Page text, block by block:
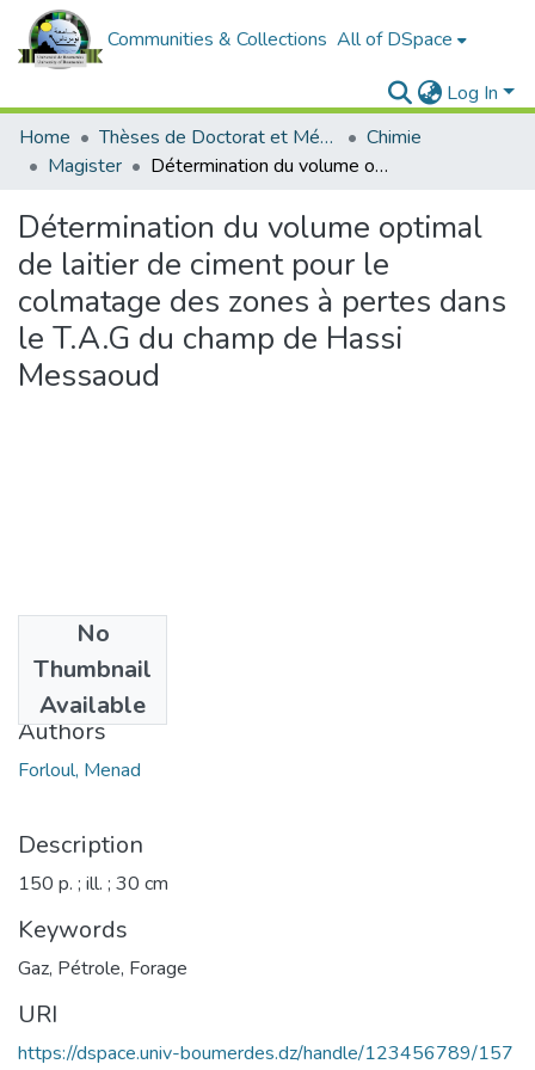
Communities & Collections All of DSpace
Log In
Home
Thèses de Doctorat et Mémoires de Magister
Chimie
Magister
Détermination du volume optimal de laitier de ciment pour le colmatage des zones à pertes dans le T.A.G du champ de Hassi Messaoud
Détermination du volume optimal
de laitier de ciment pour le
colmatage des zones à pertes dans
le T.A.G du champ de Hassi
Messaoud
No
Thumbnail
Available
2000
Authors
Forloul, Menad
Description
150 p. ; ill. ; 30 cm
Keywords
Gaz, Pétrole, Forage
URI
https://dspace.univ-boumerdes.dz/handle/123456789/157